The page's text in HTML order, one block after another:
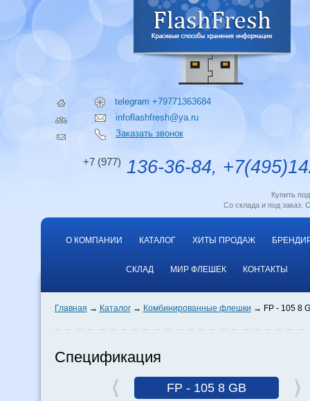
telegram +79771363684
infoflashfresh@ya.ru
Заказать звонок
+7 (977) 136-36-84,
Купить
Со склада и под заказ.
О КОМПАНИИ КАТАЛОГ ХИТЫ ПРОДАЖ
СКЛАД МИР ФЛЕШЕК КОНТАКТЫ
Главная Каталог Комбинированные флешки FP - 105 8
Спецификация
FP - 105 8 GB